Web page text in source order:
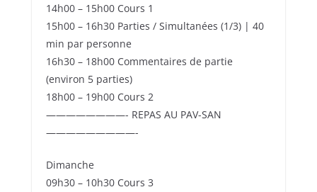
14h00 – 15h00 Cours 1
15h00 – 16h30 Parties / Simultanées (1/3) | 40
min par personne
16h30 – 18h00 Commentaires de partie
(environ 5 parties)
18h00 – 19h00 Cours 2
————————- REPAS AU PAV-SAN
—————————-
Dimanche
09h30 – 10h30 Cours 3